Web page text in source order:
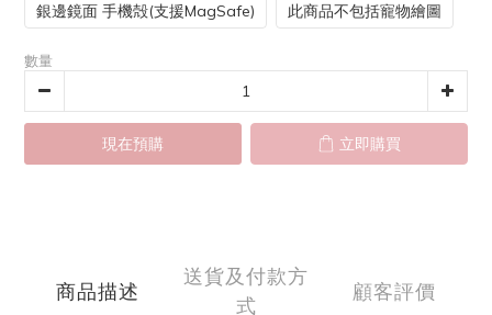
銀邊鏡面 手機殻(支援MagSafe) 此商品不包括寵物繪圖
數量
現在預購 立即購買
商品描述
送貨及付款方
式
顧客評價